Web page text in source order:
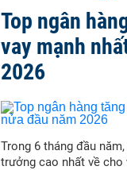
Top ngân
vay mạnh
2026
Trong 6 tháng đầu
trưởng cao nhất về cho